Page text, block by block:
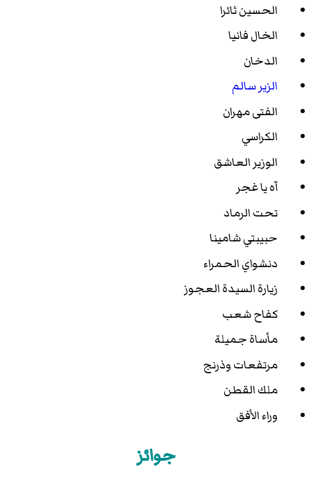
الحسين ثائرا
الخال فانيا
الدخان
الزير سالم
الفتى مهران
الكراسي
الوزير العاشق
آه يا غجر
تحت الرماد
حبيبتي شامينا
دنشواي الحمراء
زيارة السيدة العجوز
كفاح شعب
مأساة جميلة
مرتفعات وذرنج
ملك القطن
وراء الأفق
جوائز